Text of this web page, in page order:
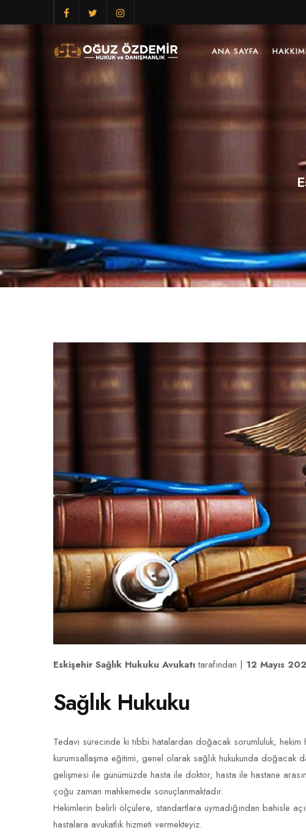
ANA SAYFA
Eskişehir Sağlık Hukuku Avukatıtarafından | 12 Mayıs
Sağlık Hukuku
Tedavi sürecinde ki tıbbi hatalardan doğacak sorumluluk, hekim
kurumsallaşma eğitimi, genel olarak sağlık hukukunda doğacak
gelişmesi ile günümüzde hasta ile doktor, hasta ile hastane
çoğu zaman mahkemede sonuçlanmaktadır.
Hekimlerin belirli ölçülere, standartlara uymadığından bahisle
hastalara avukatlık hizmeti vermekteyiz.